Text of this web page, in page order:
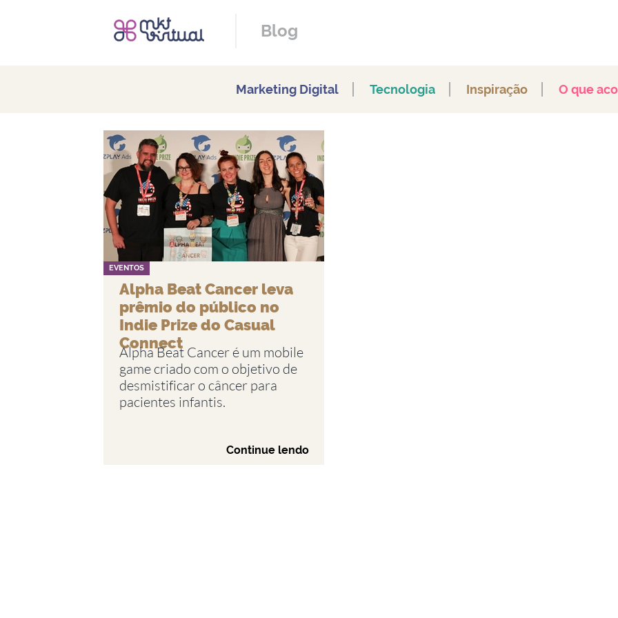
Blog
Marketing Digital Tecnologia Inspiração O que
EVENTOS
Alpha Beat Cancer leva
prêmio do público no
Indie Prize do Casual
Connect
Alpha Beat Cancer é um mobile
game criado com o objetivo de
desmistificar o câncer para
pacientes infantis.
Continue lendo